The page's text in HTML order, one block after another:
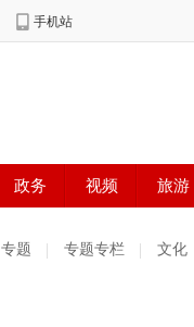
专题 专题专栏 文化